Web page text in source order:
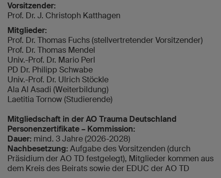
Vorsitzender:
Prof. Dr. J. Christoph Katthagen
Mitglieder:
Prof. Dr. Thomas Fuchs (stellvertretender Vorsitzender)
Prof. Dr. Thomas Mendel
Univ.-Prof. Dr. Mario Perl
PD Dr. Philipp Schwabe
Univ.-Prof. Dr. Ulrich Stöckle
Ala Al Asadi (Weiterbildung)
Laetitia Tornow (Studierende)
Mitgliedschaft in der AO Trauma Deutschland
Personenzertifikate – Kommission:
Dauer: mind. 3 Jahre (2026-2028)
Nachbesetzung: Aufgabe des Vorsitzenden (durch
Präsidium der AO TD festgelegt), Mitglieder kommen aus
dem Kreis des Beirats sowie der EDUC der AO TD